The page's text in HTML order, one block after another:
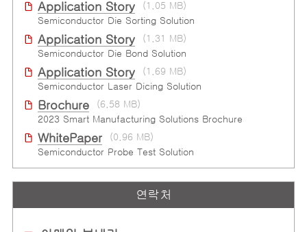
Application Story
(1.05 MB)
Semiconductor Die Sorting Solution
Application Story
(1.31 MB)
Semiconductor Die Bond Solution
Application Story
(1.69 MB)
Semiconductor Laser Dicing Solution
Brochure
(6.58 MB)
2023 Smart Manufacturing Solutions Brochure
WhitePaper
(0.96 MB)
Semiconductor Probe Test Solution
연락처